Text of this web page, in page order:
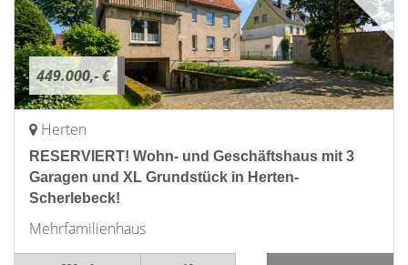
449.000,- €
Herten
RESERVIERT! Wohn- und Geschäftshaus mit 3
Garagen und XL Grundstück in Herten-
Scherlebeck!
Mehrfamilienhaus